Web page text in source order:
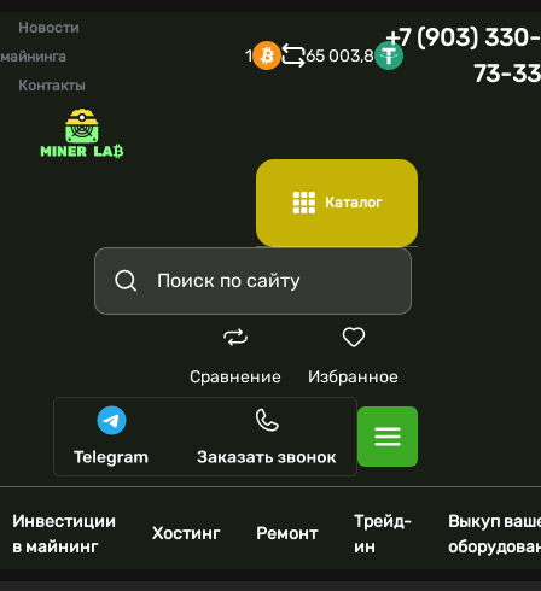
Новости
майнинга
Контакты
1 65 003,8
+7 (903) 330-
73-33
Каталог
Сравнение Избранное
Инвестиции
в майнинг
Хостинг Ремонт
Трейд-
ин
Выкуп